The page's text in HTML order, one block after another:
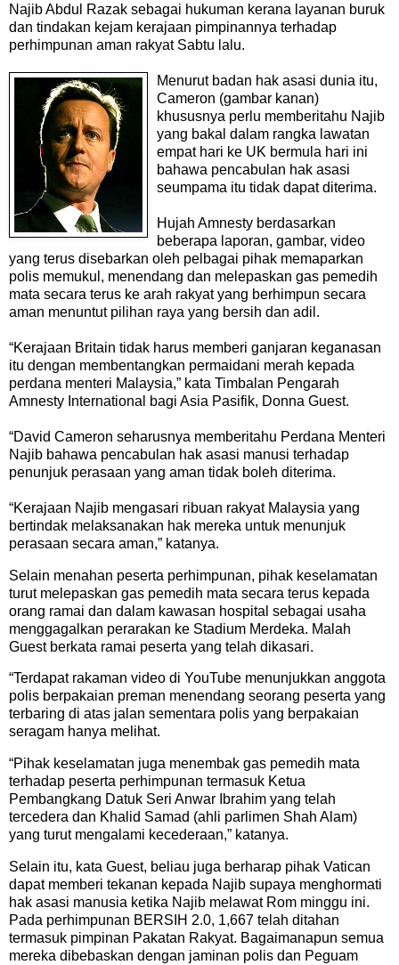
Najib Abdul Razak sebagai hukuman kerana layanan buruk
dan tindakan kejam kerajaan pimpinannya terhadap
perhimpunan aman rakyat Sabtu lalu.
Menurut badan hak asasi dunia itu,
Cameron (gambar kanan)
khususnya perlu memberitahu Najib
yang bakal dalam rangka lawatan
empat hari ke UK bermula hari ini
bahawa pencabulan hak asasi
seumpama itu tidak dapat diterima.
Hujah Amnesty berdasarkan
beberapa laporan, gambar, video
yang terus disebarkan oleh pelbagai pihak memaparkan
polis memukul, menendang dan melepaskan gas pemedih
mata secara terus ke arah rakyat yang berhimpun secara
aman menuntut pilihan raya yang bersih dan adil.
“Kerajaan Britain tidak harus memberi ganjaran keganasan
itu dengan membentangkan permaidani merah kepada
perdana menteri Malaysia,” kata Timbalan Pengarah
Amnesty International bagi Asia Pasifik, Donna Guest.
“David Cameron seharusnya memberitahu Perdana Menteri
Najib bahawa pencabulan hak asasi manusi terhadap
penunjuk perasaan yang aman tidak boleh diterima.
“Kerajaan Najib mengasari ribuan rakyat Malaysia yang
bertindak melaksanakan hak mereka untuk menunjuk
perasaan secara aman,” katanya.
Selain menahan peserta perhimpunan, pihak keselamatan
turut melepaskan gas pemedih mata secara terus kepada
orang ramai dan dalam kawasan hospital sebagai usaha
menggagalkan perarakan ke Stadium Merdeka. Malah
Guest berkata ramai peserta yang telah dikasari.
“Terdapat rakaman video di YouTube menunjukkan anggota
polis berpakaian preman menendang seorang peserta yang
terbaring di atas jalan sementara polis yang berpakaian
seragam hanya melihat.
“Pihak keselamatan juga menembak gas pemedih mata
terhadap peserta perhimpunan termasuk Ketua
Pembangkang Datuk Seri Anwar Ibrahim yang telah
tercedera dan Khalid Samad (ahli parlimen Shah Alam)
yang turut mengalami kecederaan,” katanya.
Selain itu, kata Guest, beliau juga berharap pihak Vatican
dapat memberi tekanan kepada Najib supaya menghormati
hak asasi manusia ketika Najib melawat Rom minggu ini.
Pada perhimpunan BERSIH 2.0, 1,667 telah ditahan
termasuk pimpinan Pakatan Rakyat. Bagaimanapun semua
mereka dibebaskan dengan jaminan polis dan Peguam